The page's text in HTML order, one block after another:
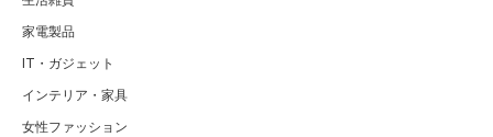
家電製品
IT・ガジェット
インテリア・家具
女性ファッション